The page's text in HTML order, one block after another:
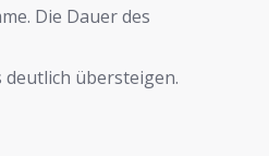
Die Dauer des
deutlich übersteigen.